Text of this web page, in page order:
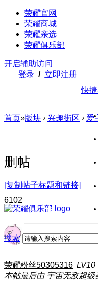
荣耀官网
荣耀商城
荣耀亲选
荣耀俱乐部
开启辅助访问
登录 / 立即注册
快
搜索
首页»版块 › 兴趣街区 › 爱
删帖
[复制帖子标题和链接]
6102
荣耀粉丝50305316 LV10
本帖最后由 宇宙无敌超